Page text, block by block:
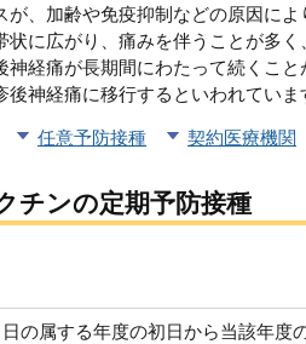
が、加齢や免疫抑制などの原因に
状に広がり、痛みを伴うことが多
神経痛が長期間にわたって続くこ
後神経痛に移行するといわれていま
任意予防接種 契約医療機関
チンの定期予防接種
日の属する年度の初日から当該年度